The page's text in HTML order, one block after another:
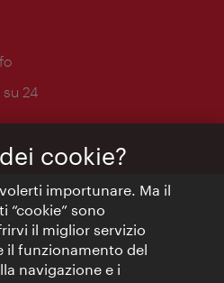
24
dati
cookie?
importunare. Ma il
“cookie” sono
il miglior servizio
il funzionamento del
navigazione e i